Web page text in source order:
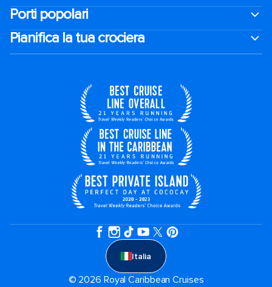
Porti popolari
Pianifica la tua crociera
Italia
© 2026 Royal Caribbean Cruises